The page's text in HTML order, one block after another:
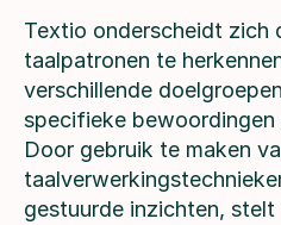
Textio onderscheidt zich
taalpatronen te
verschillende
specifieke bewoordingen
Door gebruik te maken
gestuurde inzichten,